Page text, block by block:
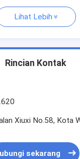
Lihat Lebih
Rincian Kontak
Xiuxi No.58, Kota
sekarang